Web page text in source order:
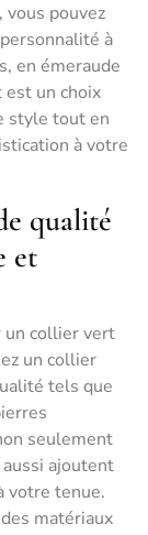
pouvez
à
en émeraude
est un choix
style tout en
à votre
qualité
et
un collier vert
un collier
tels que
seulement
ajoutent
votre tenue.
matériaux